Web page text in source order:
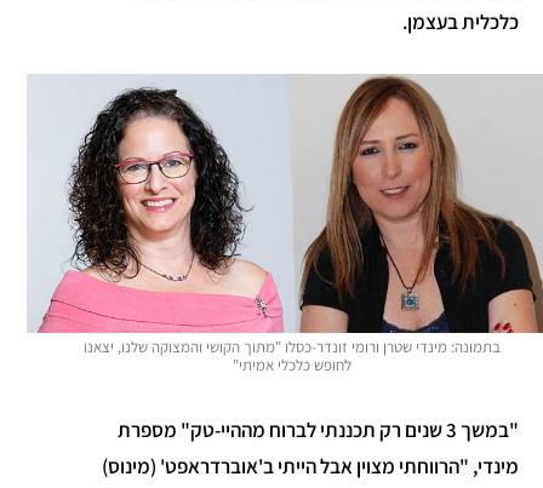
כלכלית בעצמן.
בתמונה: מינדי שטרן ורומי זונדר-כסלו "מתוך הקושי והמצוקה שלנו, יצאנו
לחופש כלכלי אמיתי"
"במשך 3 שנים רק תכננתי לברוח מההיי-טק" מספרת
מינדי, "הרווחתי מצוין אבל הייתי ב'אוברדראפט' (מינוס)